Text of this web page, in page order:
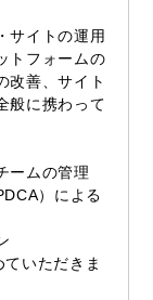
サイトの運用
トフォームの
改善、サイト
般に携わって
ームの管理
）による
いただきま